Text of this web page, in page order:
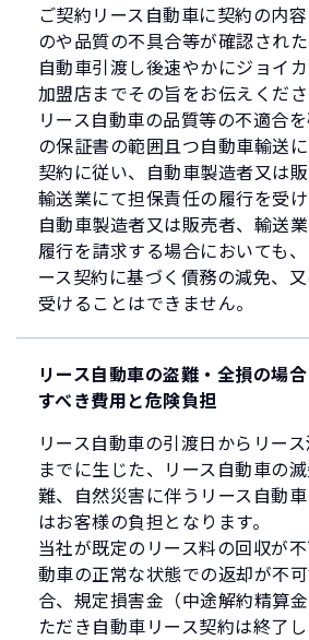
ご契約リース自動車に契約の内
のや品質の不具合等が確認され
自動車引渡し後速やかにジョイ
加盟店までその旨をお伝えくださ
リース自動車の品質等の不適合
の保証書の範囲且つ自動車輸送
契約に従い、自動車製造者又は
輸送業にて担保責任の履行を受け
自動車製造者又は販売者、輸送
履行を請求する場合においても
ース契約に基づく債務の減免、
受けることはできません。
リース自動車の盗難・全損の場
すべき費用と危険負担
リース自動車の引渡日からリー
までに生じた、リース自動車の
難、自然災害に伴うリース自動
はお客様の負担となります。
当社が既定のリース料の回収が
動車の正常な状態での返却が不
合、規定損害金（中途解約精算
ただき自動車リース契約は終了し